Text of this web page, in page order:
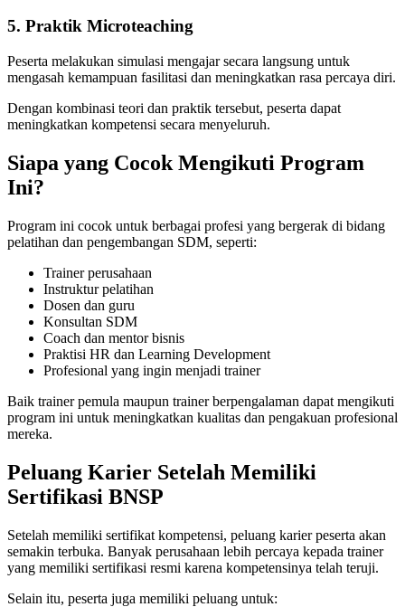
5. Praktik Microteaching
Peserta melakukan simulasi mengajar secara langsung untuk
mengasah kemampuan fasilitasi dan meningkatkan rasa percaya diri.
Dengan kombinasi teori dan praktik tersebut, peserta dapat
meningkatkan kompetensi secara menyeluruh.
Siapa yang Cocok Mengikuti Program
Ini?
Program ini cocok untuk berbagai profesi yang bergerak di bidang
pelatihan dan pengembangan SDM, seperti:
Trainer perusahaan
Instruktur pelatihan
Dosen dan guru
Konsultan SDM
Coach dan mentor bisnis
Praktisi HR dan Learning Development
Profesional yang ingin menjadi trainer
Baik trainer pemula maupun trainer berpengalaman dapat mengikuti
program ini untuk meningkatkan kualitas dan pengakuan profesional
mereka.
Peluang Karier Setelah Memiliki
Sertifikasi BNSP
Setelah memiliki sertifikat kompetensi, peluang karier peserta akan
semakin terbuka. Banyak perusahaan lebih percaya kepada trainer
yang memiliki sertifikasi resmi karena kompetensinya telah teruji.
Selain itu, peserta juga memiliki peluang untuk: